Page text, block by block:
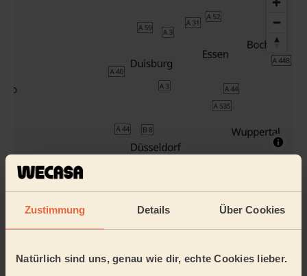
Zustimmung Details Über Cookies
Natürlich sind uns, genau wie dir, echte Cookies lieber.
Weitere Pros entdecken